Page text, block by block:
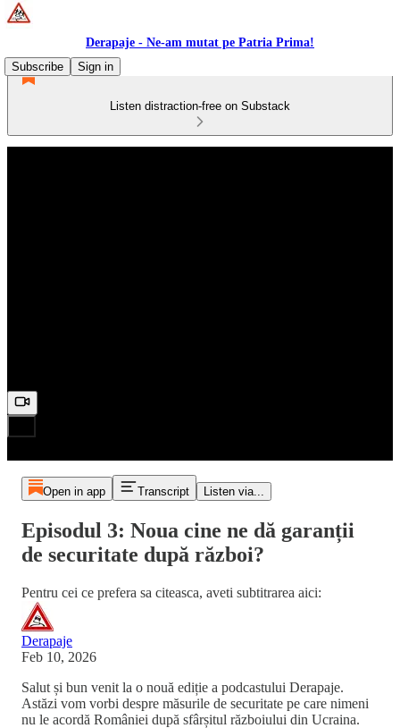
Derapaje - Ne-am mutat pe Patria Prima!
Subscribe
Sign in
Listen distraction-free on Substack
Open in app Transcript Listen via...
Episodul 3: Noua cine ne dă garanții
de securitate după război?
Pentru cei ce prefera sa citeasca, aveti subtitrarea aici:
Derapaje
Feb 10, 2026
Salut și bun venit la o nouă ediție a podcastului Derapaje.
Astăzi vom vorbi despre măsurile de securitate pe care nimeni
nu le acordă României după sfârșitul războiului din Ucraina.